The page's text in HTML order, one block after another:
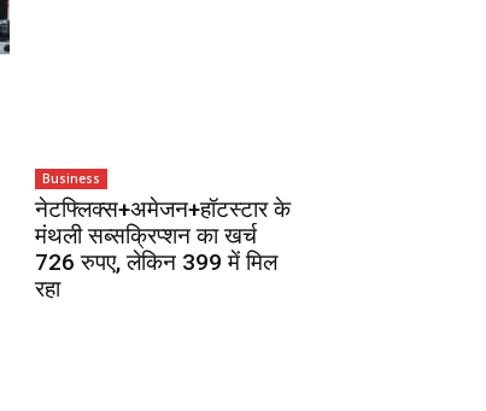
Business
नेटफ्लिक्स+अमेजन+हॉटस्टार के
मंथली सब्सक्रिप्शन का खर्च
726 रुपए, लेकिन 399 में मिल
रहा